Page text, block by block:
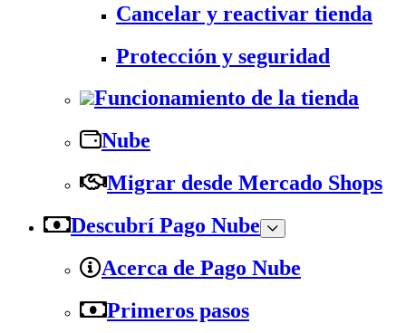
Cancelar y reactivar tienda
Protección y seguridad
Funcionamiento de la tienda
Nube
Migrar desde Mercado Shops
Descubrí Pago Nube
Acerca de Pago Nube
Primeros pasos